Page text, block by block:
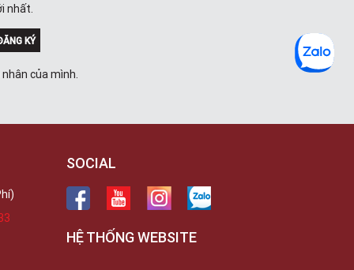
nhất.
KÝ
của mình.
SOCIAL
HỆ THỐNG WEBSITE